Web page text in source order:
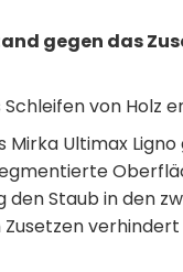
gegen das
von Holz
Mirka Ultimax
Staub in den
Zusetzen